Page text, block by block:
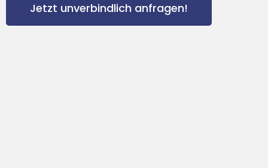
Jetzt unverbindlich anfragen!